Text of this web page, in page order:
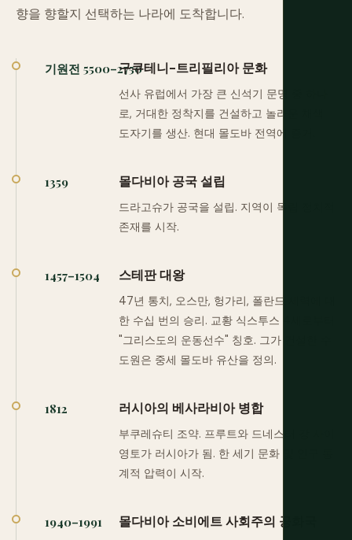
향을 향할지 선택하는 나라에 도착합니다.
기원전 5500–2750구쿠테니-트리필리아 문화
선사 유럽에서 가장 큰 신석기 문명 중 하나
로, 거대한 정착지를 건설하고 놀라운 채색
도자기를 생산. 현대 몰도바 전역에 증거.
1359 몰다비아 공국 설립
드라고슈가 공국을 설립. 지역이 독립 정치적
존재를 시작.
1457–1504 스테판 대왕
47년 통치, 오스만, 헝가리, 폴란드 세력에 대
한 수십 번의 승리. 교황 식스투스 4세로부터
"그리스도의 운동선수" 칭호. 그가 건설한 수
도원은 중세 몰도바 유산을 정의.
1812 러시아의 베사라비아 병합
부쿠레슈티 조약. 프루트와 드네스터 강 사이
영토가 러시아가 됨. 한 세기 문화 및 인구 통
계적 압력이 시작.
1940–1991 몰다비아 소비에트 사회주의 공화국